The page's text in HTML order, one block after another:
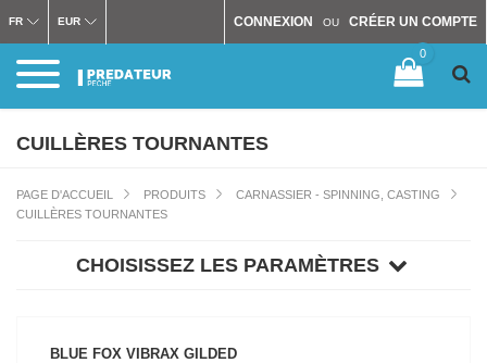
CONNEXION OU CRÉER UN COMPTE
FR EUR
0
CUILLÈRES TOURNANTES
PAGE D'ACCUEIL PRODUITS
CARNASSIER - SPINNING, CASTING
CUILLÈRES TOURNANTES
CHOISISSEZ LES PARAMÈTRES
BLUE FOX VIBRAX GILDED